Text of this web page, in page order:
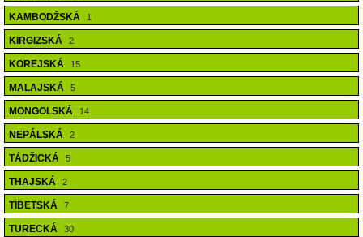
KAMBODŽSKÁ 1
KIRGIZSKÁ 2
KOREJSKÁ 15
MALAJSKÁ 5
MONGOLSKÁ 14
NEPÁLSKÁ 2
TÁDŽICKÁ 5
THAJSKÁ 2
TIBETSKÁ 7
TURECKÁ 30